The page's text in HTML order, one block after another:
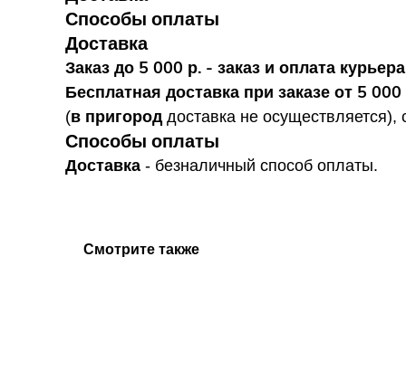
Способы оплаты
Доставка
Заказ до 5 000 р. - заказ и оплата
Бесплатная доставка при заказе от 5 000
(в пригород доставка не осуществляется),
Способы оплаты
Доставка - безналичный способ оплаты.
Смотрите также